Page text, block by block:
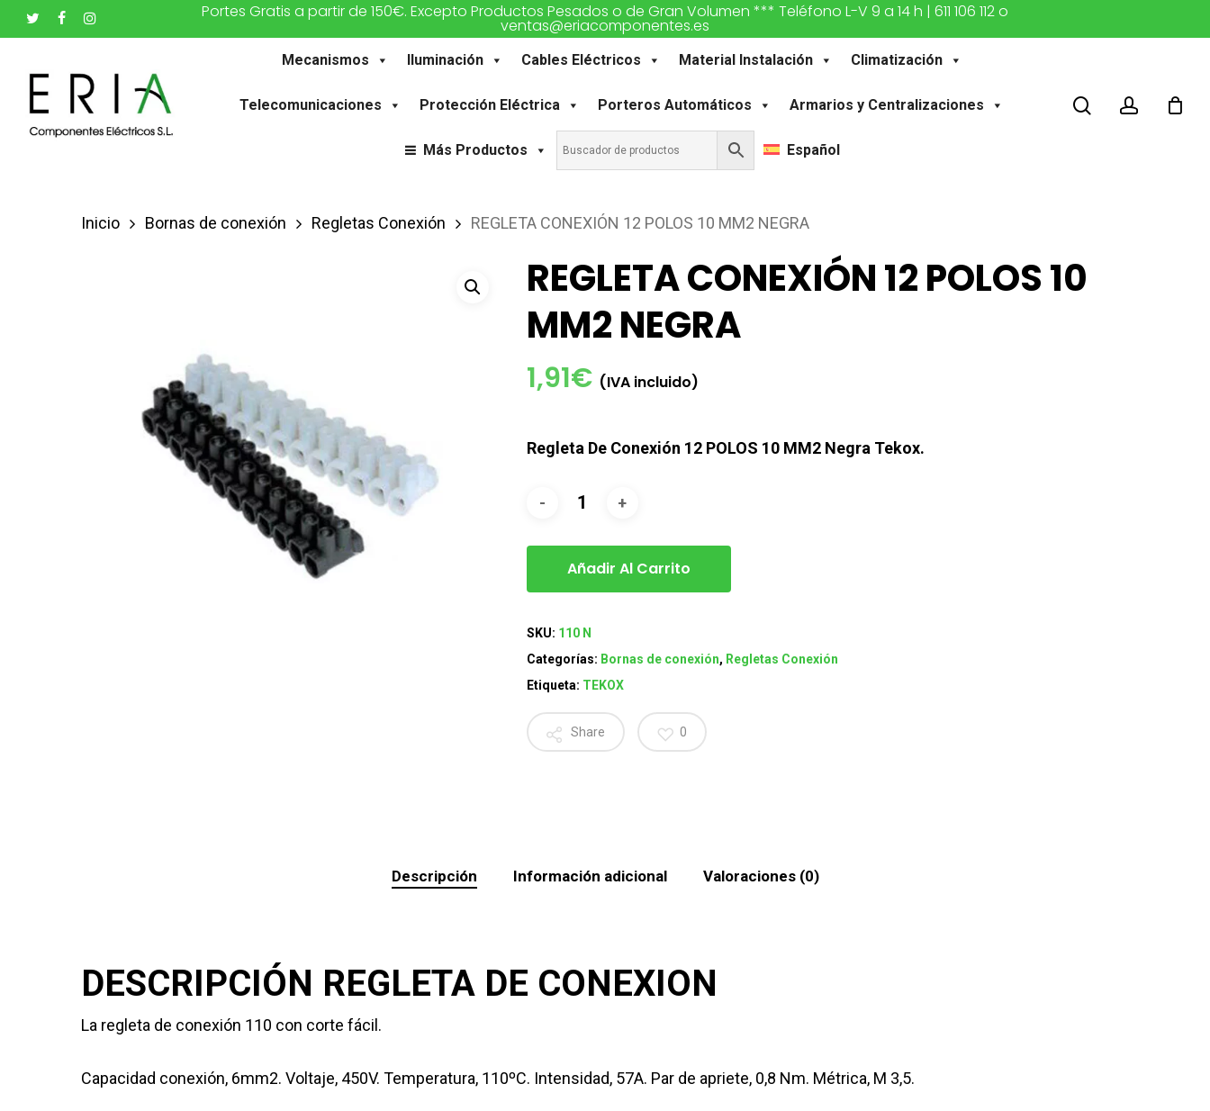
Saltar
al
contenido
principal
twitter facebookinstagram Portes Gratis a partir de 150€. Excepto Productos Pesados o de Gran Volumen *** Teléfono L-V 9 a 14 h | 611 106 112 o
ventas@eriacomponentes.es
Mecanismos Iluminación Cables Eléctricos Material Instalación Climatización
Telecomunicaciones Protección Eléctrica Porteros Automáticos Armarios y Centralizaciones
Más Productos Español
buscaraccount
Inicio Bornas de conexión Regletas Conexión REGLETA CONEXIÓN 12 POLOS 10 MM2 NEGRA
REGLETA CONEXIÓN 12 POLOS 10
MM2 NEGRA
1,91€ (IVA incluido)
Regleta De Conexión 12 POLOS 10 MM2 Negra Tekox.
Añadir Al Carrito
SKU: 110 N
Categorías: Bornas de conexión, Regletas Conexión
Etiqueta: TEKOX
Share 0
Descripción Información adicional Valoraciones (0)
DESCRIPCIÓN REGLETA DE CONEXION
La regleta de conexión 110 con corte fácil.
Capacidad conexión, 6mm2. Voltaje, 450V. Temperatura, 110ºC. Intensidad, 57A. Par de apriete, 0,8 Nm. Métrica, M 3,5.